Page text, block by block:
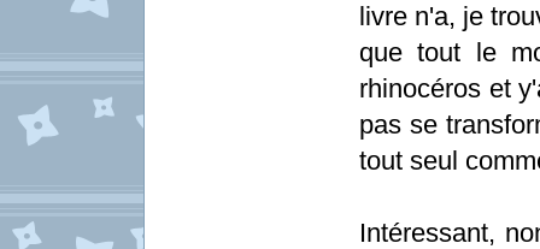
livre n'a, je
que tout le
rhinocéros et
pas se
tout seul
Intéressant,